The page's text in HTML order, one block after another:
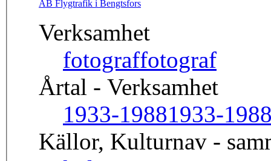
AB Flygtrafik i Bengtsfors
Verksamhet
fotograffotograf
Årtal - Verksamhet
1933-19881933-
Källor, Kulturnav -